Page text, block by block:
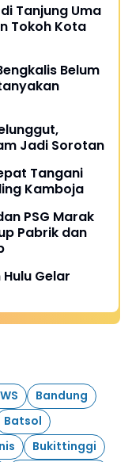
Tanjung Uma
Tokoh Kota
Belum
Jadi Sorotan
Tangani
Kamboja
PSG Marak
Pabrik dan
Gelar
Bandung
Batsol
Bukittinggi